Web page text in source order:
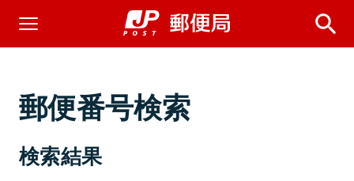
郵便番号検索
検索結果